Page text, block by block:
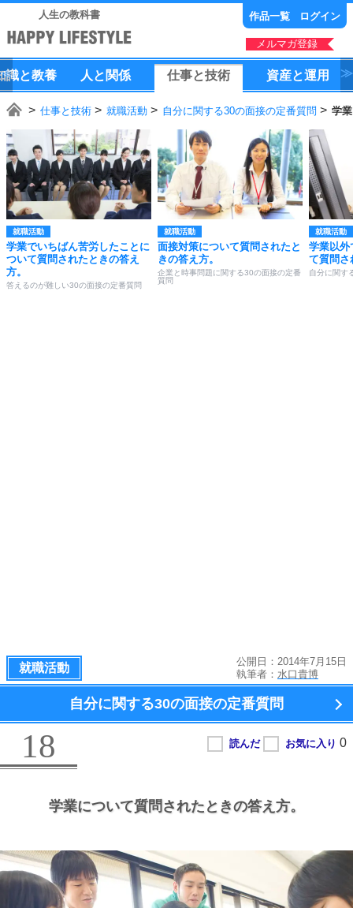
人生の教科書 作品一覧 ログイン
メルマガ登録
識と教養 人 と 関係 仕事と技術 資産と運用
仕事と技術 就職活動 自分に関する30の面接の定番質問 学
就職活動
学業でいちばん苦労したことに
ついて質問されたときの答え
方。
答えるのが難しい30の面接の定番質問
就職活動
面接対策について質問されたと
きの答え方。
企業と時事問題に関する30の面接の定番
質問
就職活動
学業以外
て質問さ
自分に関す
就職活動
公開日：2014年7月15日
執筆者： 水口貴博
自分に関する30の面接の定番質問
18
学業について質問されたときの答え方。